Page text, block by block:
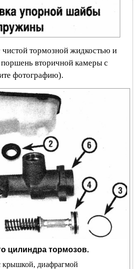
тормозной жидкостью и
вторичной камеры с
фотографию).
цилиндра тормозов.
крышкой, диафрагмой